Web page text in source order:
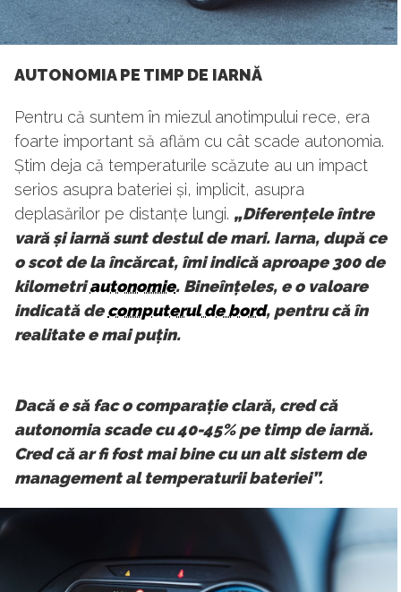
AUTONOMIA PE TIMP DE IARNĂ
Pentru că suntem în miezul anotimpului rece, era
foarte important să aflăm cu cât scade autonomia.
Știm deja că temperaturile scăzute au un impact
serios asupra bateriei și, implicit, asupra
deplasărilor pe distanțe lungi. „Diferențele între
vară și iarnă sunt destul de mari. Iarna, după ce
o scot de la încărcat, îmi indică aproape 300 de
kilometriautonomie. Bineînțeles, e o valoare
indicată decomputerul de bord, pentru că în
realitate e mai puțin.
Dacă e să fac o comparație clară, cred că
autonomia scade cu 40-45% pe timp de iarnă.
Cred că ar fi fost mai bine cu un alt sistem de
management al temperaturii bateriei”.